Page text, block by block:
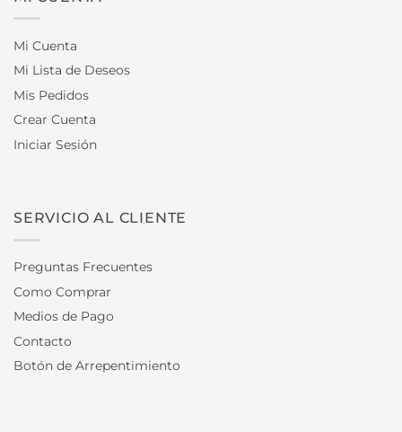
Mi Cuenta
Mi Lista de Deseos
Mis Pedidos
Crear Cuenta
Iniciar Sesión
SERVICIO AL CLIENTE
Preguntas Frecuentes
Como Comprar
Medios de Pago
Contacto
Botón de Arrepentimiento